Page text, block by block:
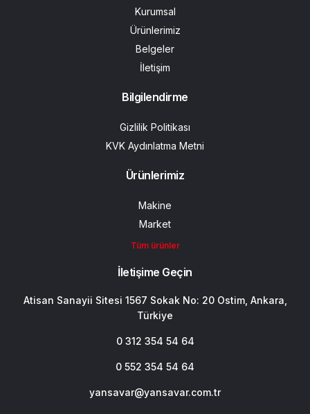
Kurumsal
Ürünlerimiz
Belgeler
İletişim
Bilgilendirme
Gizlilik Politikası
KVK Aydınlatma Metni
Ürünlerimiz
Makine
Market
Tüm ürünler
İletişime Geçin
Atisan Sanayii Sitesi 1567 Sokak No: 20 Ostim, Ankara,
Türkiye
0 312 354 54 64
0 552 354 54 64
yansavar@yansavar.com.tr